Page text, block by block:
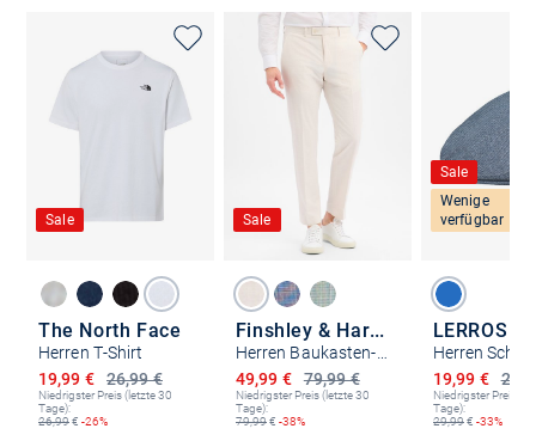
Sale
The North Face
Herren T-Shirt
26,99 €
Ermäßigter Preis
19,99 €
Niedrigster Preis (letzte 30
Tage):
26,99€ -26%
Sale
Finshley & Harding
79,99 €
Ermäßigter Preis
49,99 €
Niedrigster Preis (letzte 30
Tage):
79,99€ -38%
Sale
Wenige
verfügbar
LERROS
Ermäßigter
19,99 €
Niedrigster Preis
Tage):
29,99€ -33%